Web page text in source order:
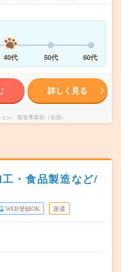
40代 50代 60代
詳しく見る
ン 製造事業部（全国）
工・食品製造など/
WEB登録OK 派遣